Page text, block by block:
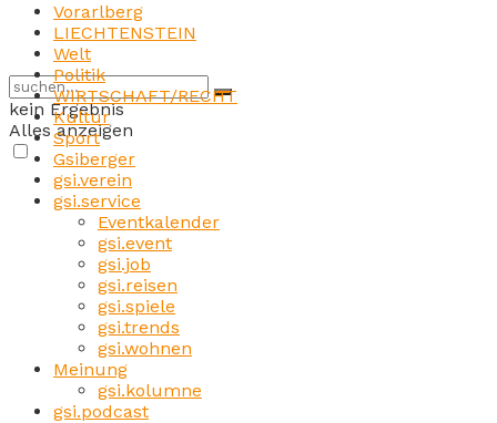
kein Ergebnis
Alles anzeigen
Vorarlberg
LIECHTENSTEIN
Welt
Politik
WIRTSCHAFT/RECHT
Kultur
Sport
Gsiberger
gsi.verein
gsi.service
Eventkalender
gsi.event
gsi.job
gsi.reisen
gsi.spiele
gsi.trends
gsi.wohnen
Meinung
gsi.kolumne
gsi.podcast